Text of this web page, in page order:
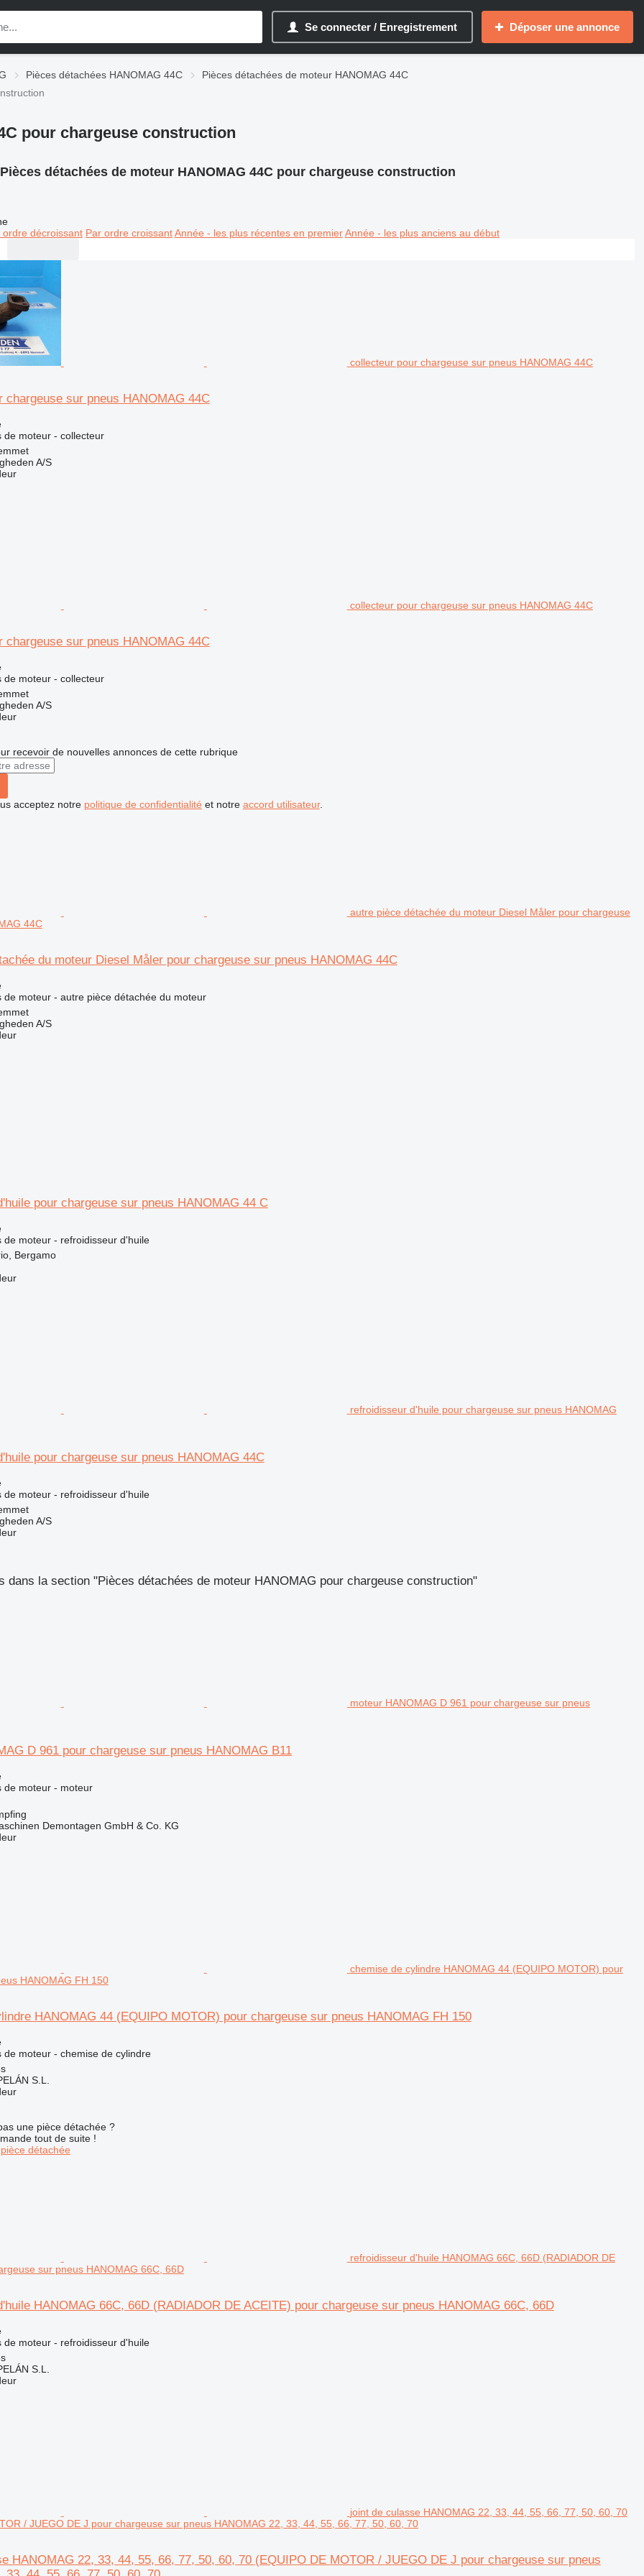
Se connecter / Enregistrement Déposer une annonce
Pièces détachées HANOMAG 44C
Pièces détachées de moteur HANOMAG 44C
pour chargeuse construction
Pièces détachées de moteur HANOMAG 44C pour chargeuse construction
ordre décroissant Par ordre croissant Année - les plus récentes en premier Année - les plus anciens au début
collecteur pour chargeuse sur pneus HANOMAG 44C
chargeuse sur pneus HANOMAG 44C
de moteur - collecteur
A/S
collecteur pour chargeuse sur pneus HANOMAG 44C
chargeuse sur pneus HANOMAG 44C
de moteur - collecteur
A/S
recevoir de nouvelles annonces de cette rubrique
acceptez notre politique de confidentialité et notre accord utilisateur.
autre pièce détachée du moteur Diesel Måler pour chargeuse
44C
du moteur Diesel Måler pour chargeuse sur pneus HANOMAG 44C
de moteur - autre pièce détachée du moteur
A/S
pour chargeuse sur pneus HANOMAG 44 C
de moteur - refroidisseur d'huile
Bergamo
refroidisseur d'huile pour chargeuse sur pneus HANOMAG
pour chargeuse sur pneus HANOMAG 44C
de moteur - refroidisseur d'huile
A/S
dans la section "Pièces détachées de moteur HANOMAG pour chargeuse construction"
moteur HANOMAG D 961 pour chargeuse sur pneus
D 961 pour chargeuse sur pneus HANOMAG B11
de moteur - moteur
Demontagen GmbH & Co. KG
chemise de cylindre HANOMAG 44 (EQUIPO MOTOR) pour
HANOMAG FH 150
HANOMAG 44 (EQUIPO MOTOR) pour chargeuse sur pneus HANOMAG FH 150
de moteur - chemise de cylindre
S.L.
une pièce détachée ?
tout de suite !
détachée
refroidisseur d'huile HANOMAG 66C, 66D (RADIADOR DE
sur pneus HANOMAG 66C, 66D
HANOMAG 66C, 66D (RADIADOR DE ACEITE) pour chargeuse sur pneus HANOMAG 66C, 66D
de moteur - refroidisseur d'huile
S.L.
joint de culasse HANOMAG 22, 33, 44, 55, 66, 77, 50, 60, 70
/ JUEGO DE J pour chargeuse sur pneus HANOMAG 22, 33, 44, 55, 66, 77, 50, 60, 70
HANOMAG 22, 33, 44, 55, 66, 77, 50, 60, 70 (EQUIPO DE MOTOR / JUEGO DE J pour chargeuse sur pneus